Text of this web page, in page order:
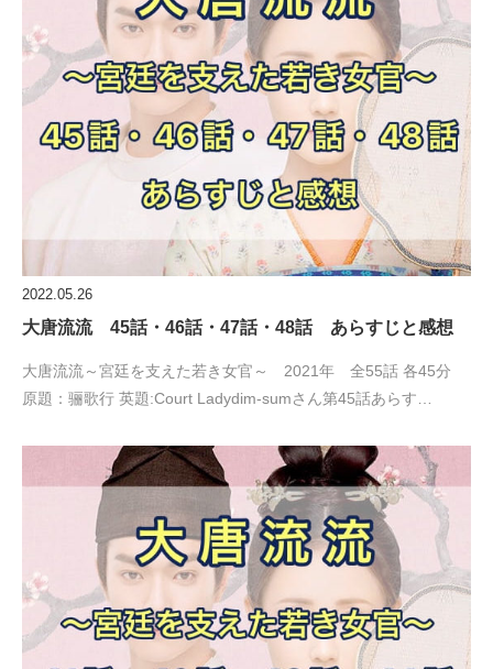
2022.05.26
大唐流流 45話・46話・47話・48話 あらすじと感想
大唐流流～宮廷を支えた若き女官～ 2021年 全55話 各45分
原題：骊歌行 英題:Court Ladydim-sumさん第45話あらす…